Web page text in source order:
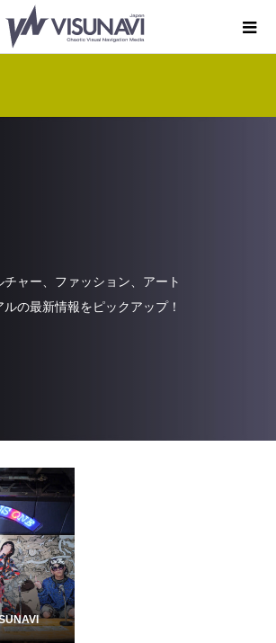
ャー、ファッション、アート
の最新情報をピックアップ！